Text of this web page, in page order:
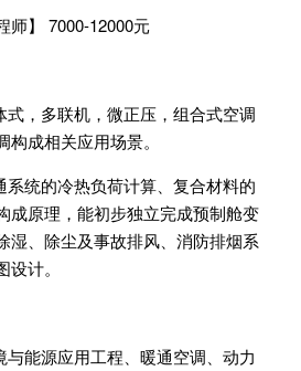
师】 7000-12000元
式，多联机，微正压，组合式空调
成相关应用场景。
系统的冷热负荷计算、复合材料的
成原理，能初步独立完成预制舱变
湿、除尘及事故排风、消防排烟系
计。
与能源应用工程、暖通空调、动力